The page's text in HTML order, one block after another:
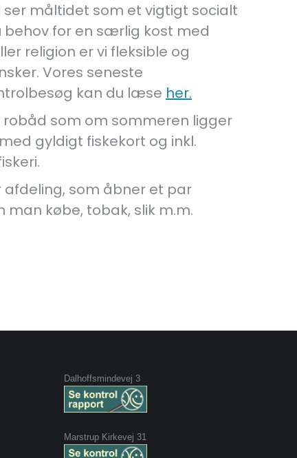
ser måltidet som et vigtigt socialt
behov for en særlig kost med
religion er vi fleksible og
Vores seneste
kan du læse her.
som om sommeren ligger
gyldigt fiskekort og inkl.
afdeling, som åbner et par
købe, tobak, slik m.m.
Dalhoffsmindevej 3
Marstrup Kirkevej 31